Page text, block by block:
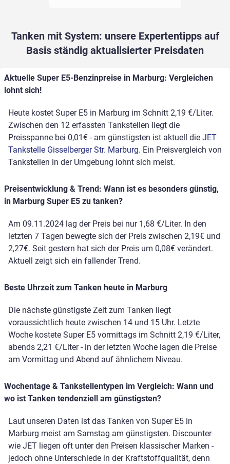
Tanken mit System: unsere Expertentipps auf
Basis ständig aktualisierter Preisdaten
Aktuelle Super E5-Benzinpreise in Marburg: Vergleichen
lohnt sich!
Heute kostet Super E5 in Marburg im Schnitt 2,19 €/Liter.
Zwischen den 12 erfassten Tankstellen liegt die
Preisspanne bei 0,01€ - am günstigsten ist aktuell die JET
Tankstelle Gisselberger Str. Marburg. Ein Preisvergleich von
Tankstellen in der Umgebung lohnt sich meist.
Preisentwicklung & Trend: Wann ist es besonders günstig,
in Marburg Super E5 zu tanken?
Am 09.11.2024 lag der Preis bei nur 1,68 €/Liter. In den
letzten 7 Tagen bewegte sich der Preis zwischen 2,19€ und
2,27€. Seit gestern hat sich der Preis um 0,08€ verändert.
Aktuell zeigt sich ein fallender Trend.
Beste Uhrzeit zum Tanken heute in Marburg
Die nächste günstigste Zeit zum Tanken liegt
voraussichtlich heute zwischen 14 und 15 Uhr. Letzte
Woche kostete Super E5 vormittags im Schnitt 2,19 €/Liter,
abends 2,21 €/Liter - in der letzten Woche lagen die Preise
am Vormittag und Abend auf ähnlichem Niveau.
Wochentage & Tankstellentypen im Vergleich: Wann und
wo ist Tanken tendenziell am günstigsten?
Laut unseren Daten ist das Tanken von Super E5 in
Marburg meist am Samstag am günstigsten. Discounter
wie JET liegen oft unter den Preisen klassischer Marken -
jedoch ohne Unterschiede in der Kraftstoffqualität, denn